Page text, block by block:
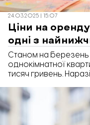
24.03.2025 | 15:07
Ціни на
одні з
Станом на березень
однокімнатної
тисяч гривень.
Запоріжжя» з